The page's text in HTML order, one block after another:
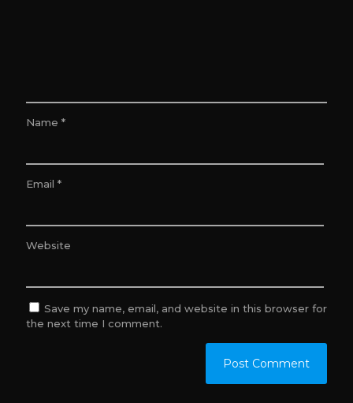
Name *
Email *
Website
Save my name, email, and website in this browser for
the next time I comment.